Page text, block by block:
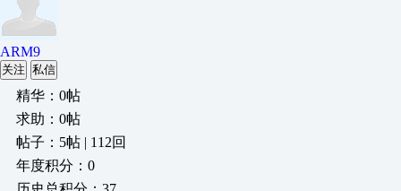
ARM9
关注 私信
精华：0帖
求助：0帖
帖子：5帖 | 112回
年度积分：0